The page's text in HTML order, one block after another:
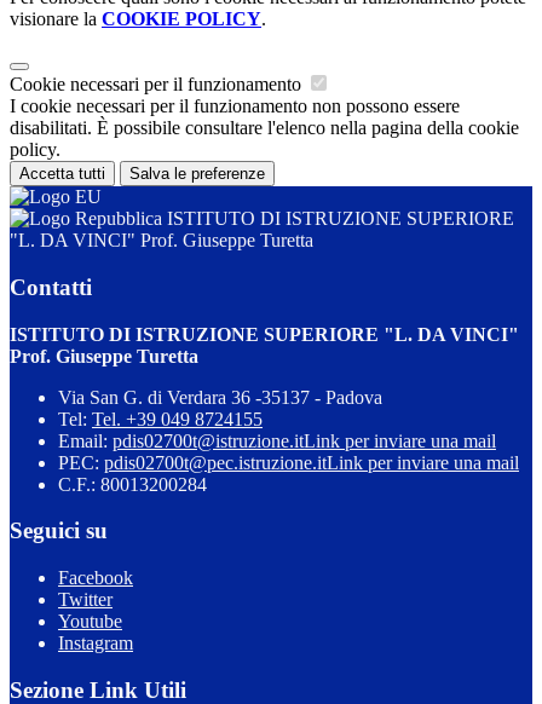
visionare la COOKIE POLICY.
Cookie necessari per il funzionamento
I cookie necessari per il funzionamento non possono essere
disabilitati. È possibile consultare l'elenco nella pagina della cookie
policy.
Accetta tutti Salva le preferenze
ISTITUTO DI ISTRUZIONE SUPERIORE
"L. DA VINCI" Prof. Giuseppe Turetta
Contatti
ISTITUTO DI ISTRUZIONE SUPERIORE "L. DA VINCI"
Prof. Giuseppe Turetta
Via San G. di Verdara 36 -35137 - Padova
Tel: Tel. +39 049 8724155
Email: pdis02700t@istruzione.itLink per inviare una mail
PEC: pdis02700t@pec.istruzione.itLink per inviare una mail
C.F.: 80013200284
Seguici su
Facebook
Twitter
Youtube
Instagram
Sezione Link Utili